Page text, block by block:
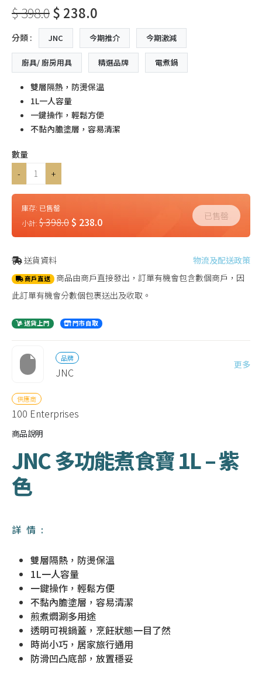
$ 398.0$ 238.0
分類 : JNC 今期推介 今期激減
廚具/ 廚房用具 精選品牌 電煮鍋
雙層隔熱，防燙保溫
1L一人容量
一鍵操作，輕鬆方便
不黏內膽塗層，容易清潔
數量
-
+
庫存: 已售罄
小計: $ 398.0$ 238.0 已售罄
送貨資料 物流及配送政策
商戶直送 商品由商戶直接發出，訂單有機會包含數個商戶，因
此訂單有機會分數個包裹送出及收取。
送貨上門 門市自取
品牌
JNC
更多
供應商
100 Enterprises
商品說明
JNC 多功能煮食寶 1L – 紫
色
詳情:
雙層隔熱，防燙保溫
1L一人容量
一鍵操作，輕鬆方便
不黏內膽塗層，容易清潔
煎煮燜涮多用途
透明可視鍋蓋，烹飪狀態一目了然
時尚小巧，居家旅行通用
防滑凹凸底部，放置穩妥